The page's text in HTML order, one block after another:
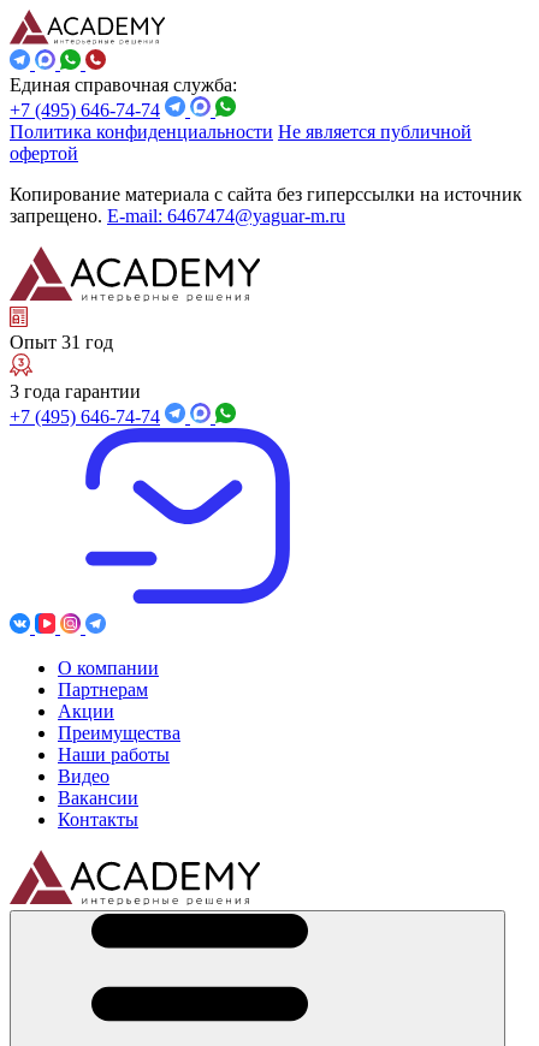
Единая справочная служба:
+7 (495) 646-74-74
Политика конфиденциальности Не является публичной
офертой
Копирование материала с сайта без гиперссылки на источник
запрещено. E-mail: 6467474@yaguar-m.ru
Опыт 31 год
3 года гарантии
+7 (495) 646-74-74
О компании
Партнерам
Акции
Преимущества
Наши работы
Видео
Вакансии
Контакты